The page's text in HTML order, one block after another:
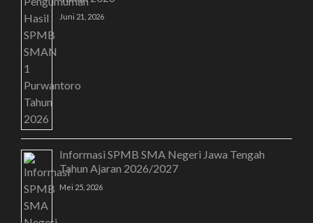
Juni 21, 2026
Informasi SPMB SMA Negeri Jawa Tengah
Tahun Ajaran 2026/2027
Mei 25, 2026